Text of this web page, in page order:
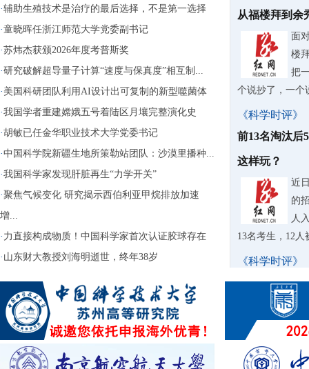
·辅助生殖技术是治疗的最后选择，不是第一选择
·童晓晖任浙江师范大学党委副书记
·苏炜杰获颁2026年度考普斯奖
·研究破解超导量子计算“速度与保真度”相互制...
· 美国科研团队利用AI设计出可复制的新型噬菌体
·我国学者重建嫦娥五号着陆区月壤完整演化史
·胡敏已任金华职业技术大学党委书记
·中国科学院新疆生地所策勒站团队：沙漠里播种...
·我国科学家发现肝脏再生“力学开关”
·聚焦气候变化 研究揭示西伯利亚甲烷排放加速
增...
· 力直接构成物质！中国科学家首次认证胶球存在
· 山东财大教授刘海明逝世，终年38岁
从福楼拜到余
面
楼
把
个说抄了，一个
《科学时评》
前13名淘汰后
这样玩？
近
的
人
13名考生，12人
《科学时评》
苏泊尔AI擦边
据
牌